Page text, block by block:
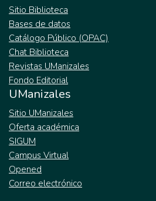
Sitio Biblioteca
Bases de datos
Catálogo Público (OPAC)
Chat Biblioteca
Revistas UManizales
Fondo Editorial
UManizales
Sitio UManizales
Oferta académica
SIGUM
Campus Virtual
Opened
Correo electrónico